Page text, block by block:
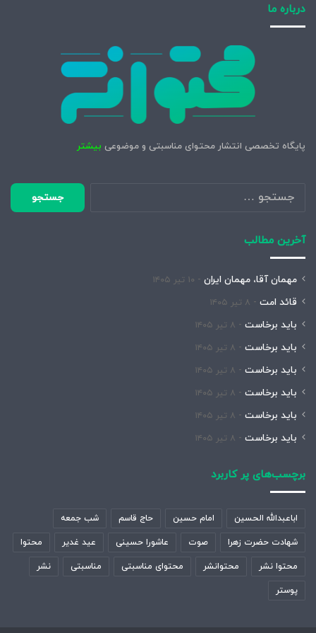
درباره ما
پایگاه تخصصی انتشار محتوای مناسبتی و موضوعی بیشتر
جستجو
برای:
آخرین مطالب
مهمان آقا، مهمان ایران ۱۰ تیر ۱۴۰۵
قائد امت ۸ تیر ۱۴۰۵
باید برخاست ۸ تیر ۱۴۰۵
باید برخاست ۸ تیر ۱۴۰۵
باید برخاست ۸ تیر ۱۴۰۵
باید برخاست ۸ تیر ۱۴۰۵
باید برخاست ۸ تیر ۱۴۰۵
باید برخاست ۸ تیر ۱۴۰۵
برچسب‌های پر کاربرد
اباعبدالله الحسین امام حسین حاج قاسم شب جمعه
شهادت حضرت زهرا صوت عاشورا حسینی عید غدیر محتوا
محتوا نشر محتوانشر محتوای مناسبتی مناسبتی نشر
پوستر